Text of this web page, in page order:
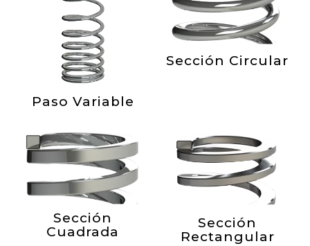
Paso Variable
Sección Circular
Sección
Cuadrada
Sección
Rectangular